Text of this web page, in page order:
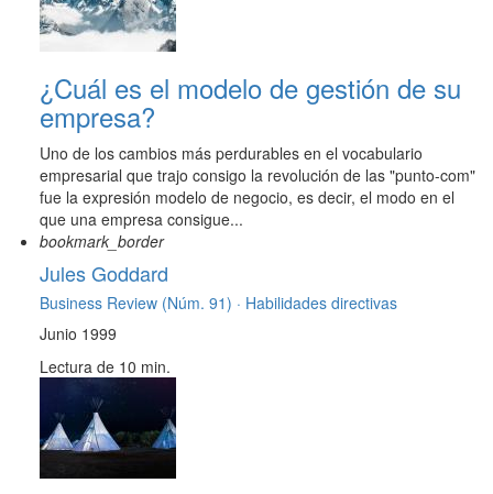
¿Cuál es el modelo de gestión de su
empresa?
Uno de los cambios más perdurables en el vocabulario
empresarial que trajo consigo la revolución de las "punto-com"
fue la expresión modelo de negocio, es decir, el modo en el
que una empresa consigue...
bookmark_border
Jules Goddard
Business Review (Núm. 91) · Habilidades directivas
Junio 1999
Lectura de 10 min.